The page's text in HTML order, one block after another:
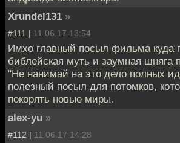
Xrundel131 »
#111 | 11.06.17 13:54
Имхо главный посыл фильма куда
библейская муть и заумная шняга
"Не нанимай на это дело полных
полезный посыл для потомков,
покорять новые миры.
alex-yu »
#112 | 11.06.17 14:28